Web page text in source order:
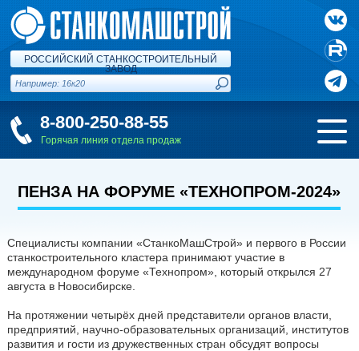
РОССИЙСКИЙ СТАНКОСТРОИТЕЛЬНЫЙ
ЗАВОД
8-800-250-88-55
Горячая линия отдела продаж
ПЕНЗА НА ФОРУМЕ «ТЕХНОПРОМ-2024»
Специалисты компании «СтанкоМашСтрой» и первого в России
станкостроительного кластера принимают участие в
международном форуме «Технопром», который открылся 27
августа в Новосибирске.
На протяжении четырёх дней представители органов власти,
предприятий, научно-образовательных организаций, институтов
развития и гости из дружественных стран обсудят вопросы